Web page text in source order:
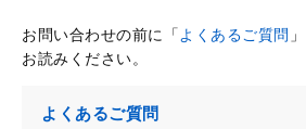
お問い合わせの前に「よくあるご質問
お読みください。
よくあるご質問